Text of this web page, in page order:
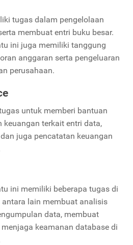
tugas dalam pengelolaan
membuat entri buku besar.
ini juga memiliki tanggung
anggaran serta pengeluaran
perusahaan.
untuk memberi bantuan
keuangan terkait entri data,
juga pencatatan keuangan
ini memiliki beberapa tugas di
lain membuat analisis
data, membuat
keamanan database di